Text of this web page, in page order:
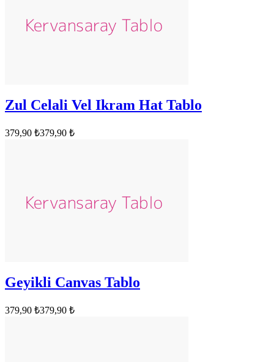
Zul Celali Vel Ikram Hat Tablo
379,90 ₺379,90 ₺
Geyikli Canvas Tablo
379,90 ₺379,90 ₺